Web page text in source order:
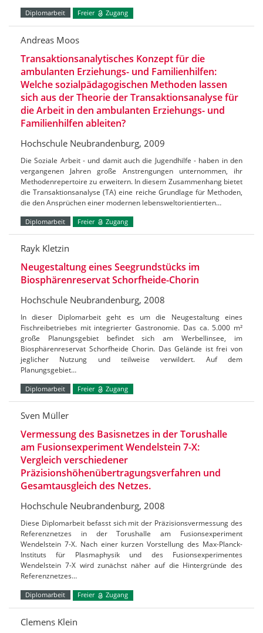
Diplomarbeit Freier Zugang
Andreas Moos
Transaktionsanalytisches Konzept für die
ambulanten Erziehungs- und Familienhilfen:
Welche sozialpädagogischen Methoden lassen
sich aus der Theorie der Transaktionsanalyse für
die Arbeit in den ambulanten Erziehungs- und
Familienhilfen ableiten?
Hochschule Neubrandenburg, 2009
Die Soziale Arbeit - und damit auch die Jugendhilfe - haben in den
vergangenen Jahren große Anstrengungen unternommen, ihr
Methodenrepertoire zu erweitern. In diesem Zusammenhang bietet
die Transaktionsanalyse (TA) eine reiche Grundlage für Methoden,
die den Ansprüchen einer modernen lebensweltorientierten…
Diplomarbeit Freier Zugang
Rayk Kletzin
Neugestaltung eines Seegrundstücks im
Biosphärenreservat Schorfheide-Chorin
Hochschule Neubrandenburg, 2008
In dieser Diplomarbeit geht es um die Neugestaltung eines
Fischreibetriebes mit integrierter Gastronomie. Das ca. 5.000 m²
große Planungsgebiet befindet sich am Werbellinsee, im
Biosphärenreservat Schorfheide Chorin. Das Gelände ist frei von
jeglicher Nutzung und teilweise verwildert. Auf dem
Planungsgebiet…
Diplomarbeit Freier Zugang
Sven Müller
Vermessung des Basisnetzes in der Torushalle
am Fusionsexperiment Wendelstein 7-X:
Vergleich verschiedener
Präzisionshöhenübertragungsverfahren und
Gesamtausgleich des Netzes.
Hochschule Neubrandenburg, 2008
Diese Diplomarbeit befasst sich mit der Präzisionsvermessung des
Referenznetzes in der Torushalle am Fusionsexperiment
Wendelstein 7-X. Nach einer kurzen Vorstellung des Max-Planck-
Instituts für Plasmaphysik und des Fusionsexperimentes
Wendelstein 7-X wird zunächst näher auf die Hintergründe des
Referenznetzes…
Diplomarbeit Freier Zugang
Clemens Klein